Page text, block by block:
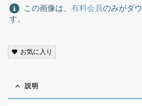
この画像は、 有料会員のみがダ
す。
お気に入り
説明